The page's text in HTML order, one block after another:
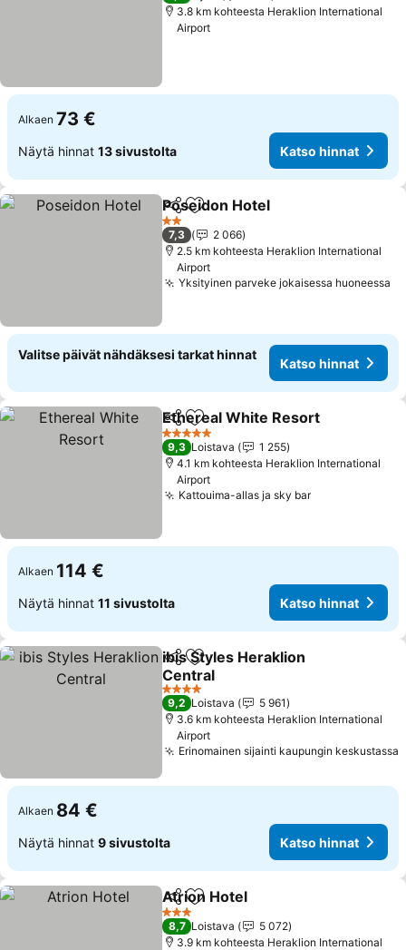
3.8 km kohteesta Heraklion International
Airport
Alkaen 73 €
Näytä hinnat 13 sivustolta Katso hinnat
Jaa Lisää suosikkeihin
Poseidon Hotel
2 Tähtiluokitus
7,3
2 066
2.5 km kohteesta Heraklion International
Airport
Yksityinen parveke jokaisessa huoneessa
Valitse päivät nähdäksesi tarkat hinnat
Katso hinnat
Jaa Lisää suosikkeihin
Ethereal White Resort
5 Tähtiluokitus
9,3 Loistava
1 255
4.1 km kohteesta Heraklion International
Airport
Kattouima-allas ja sky bar
Alkaen 114 €
Näytä hinnat 11 sivustolta Katso hinnat
Jaa Lisää suosikkeihin
ibis Styles Heraklion
Central
4 Tähtiluokitus
9,2 Loistava
5 961
3.6 km kohteesta Heraklion International
Airport
Erinomainen sijainti kaupungin keskustassa
Alkaen 84 €
Näytä hinnat 9 sivustolta Katso hinnat
Jaa Lisää suosikkeihin
Atrion Hotel
3 Tähtiluokitus
8,7 Loistava
5 072
3.9 km kohteesta Heraklion International